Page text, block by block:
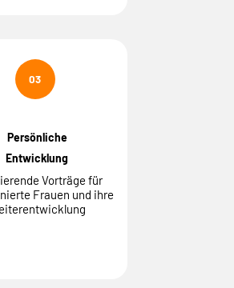
03
Persönliche
Entwicklung
Vorträge für
Frauen und ihre